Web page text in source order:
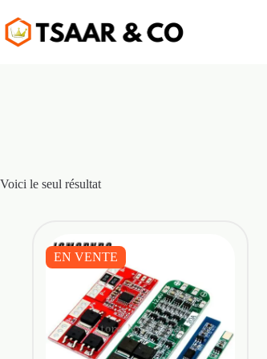
au
contenu
Voici le seul résultat
EN VENTE